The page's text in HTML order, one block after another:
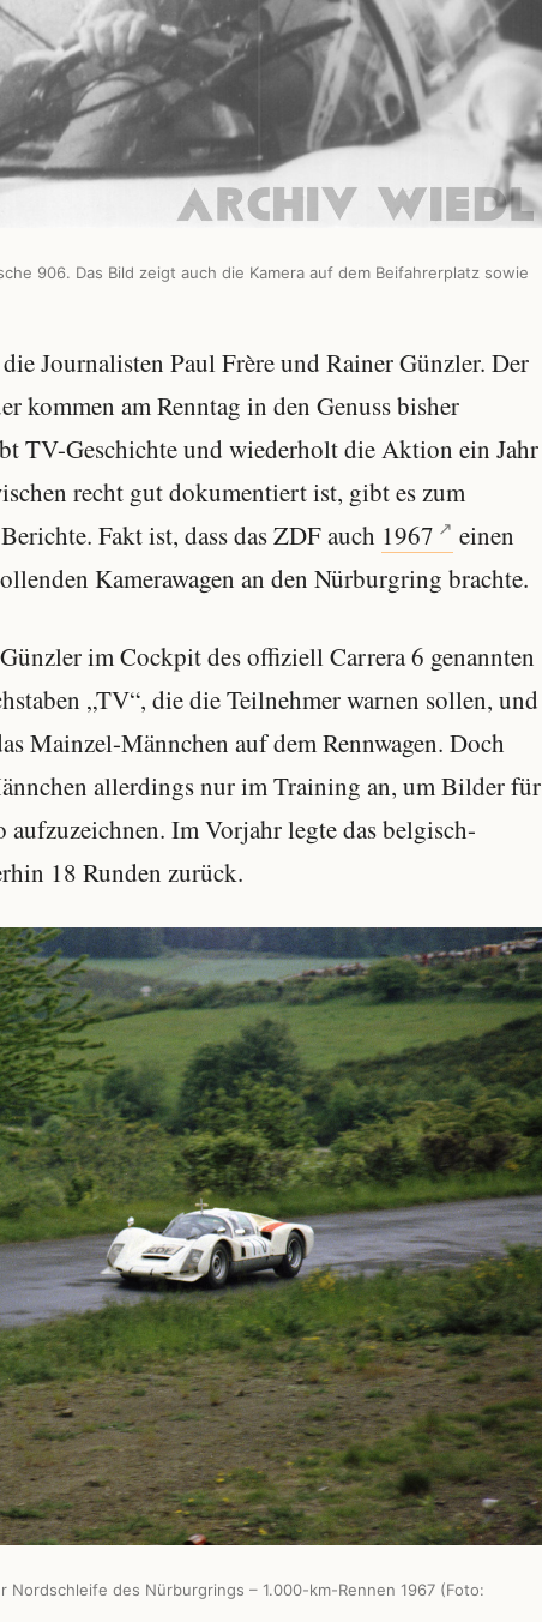
906. Das Bild zeigt auch die Kamera auf dem Beifahrerplatz sowie
Journalisten Paul Frère und Rainer Günzler. Der
kommen am Renntag in den Genuss bisher
TV-Geschichte und wiederholt die Aktion ein Jahr
recht gut dokumentiert ist, gibt es zum
Fakt ist, dass das ZDF auch 1967
einen
Kamerawagen an den Nürburgring brachte.
im Cockpit des offiziell Carrera 6 genannten
„TV“, die die Teilnehmer warnen sollen, und
Mainzel-Männchen auf dem Rennwagen. Doch
allerdings nur im Training an, um Bilder für
aufzuzeichnen. Im Vorjahr legte das belgisch-
18 Runden zurück.
des Nürburgrings – 1.000-km-Rennen 1967 (Foto: